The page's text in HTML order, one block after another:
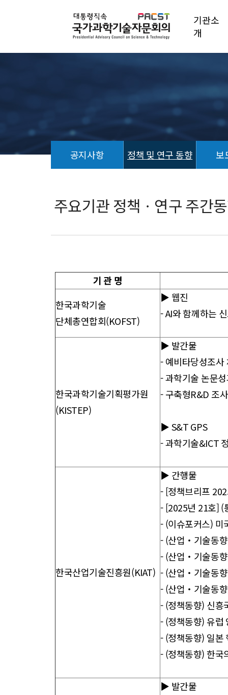
기관소
개
공지사항 정책 및 연구 동향 보
연
향
주요기관 정책ㆍ연구 주간
기 관 명
한국과학기술
단체총연합회(KOFST)
▶ 웹진
- AI와 함께하는
한국과학기술기획평가원
(KISTEP)
▶ 발간물
- 예비타당성조사
- 과학기술 논문
- 구축형R&D 조
▶ S&T GPS
- 과학기술&ICT
한국산업기술진흥원(KIAT)
▶ 간행물
-[정책브리프
-[2025년 21호] (
-(이슈포커스) 미
-(산업‧기술동향
-(산업‧기술동
-(산업‧기술동
-(산업‧기술동향
-(정책동향) 신흥
-(정책동향) 유럽
-(정책동향) 일본
-(정책동향) 한국
▶ 발간물